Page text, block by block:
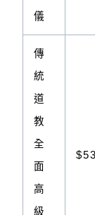
儀
傳
統
道
教
全
面
高
級